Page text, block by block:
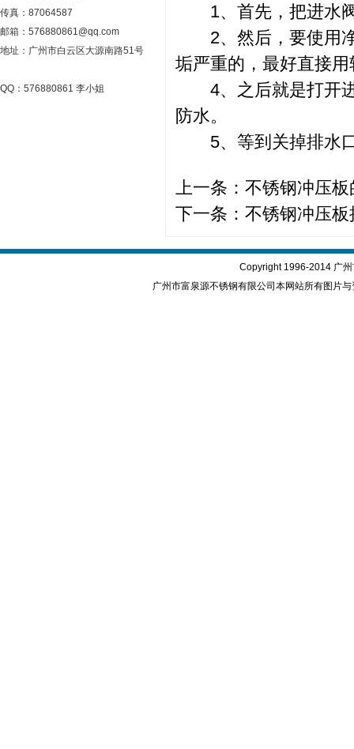
1、首先，把进水阀
2、然后，要使用净
垢严重的，最好直接
4、之后就是打开进
防水。
5、等到关掉排水口
上一条： 不锈钢冲压
下一条： 不锈钢冲压
传真：87064587
邮箱：576880861@qq.com
地址：广州市白云区大源南路51号
QQ：576880861 李小姐
Copyright 1996-2014 广
广州市富泉源不锈钢有限公司本网站所有图片